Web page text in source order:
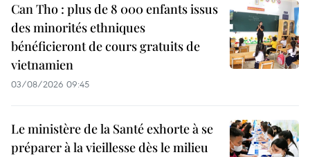
Can Tho : plus de 8 000 enfants issus
des minorités ethniques
bénéficieront de cours gratuits de
vietnamien
03/08/2026 09:45
Le ministère de la Santé exhorte à se
préparer à la vieillesse dès le milieu